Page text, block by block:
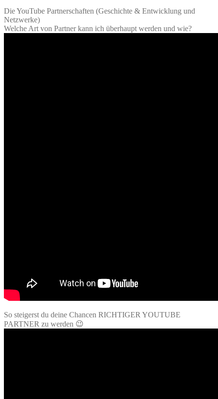
Die YouTube Partnerschaften (Geschichte & Entwicklung und
Netzwerke)
Welche Art von Partner kann ich überhaupt werden und wie?
So steigerst du deine Chancen RICHTIGER YOUTUBE
PARTNER zu werden 😉